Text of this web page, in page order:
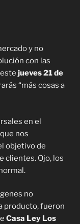
y no
con las
jueves 21 de
“más cosas a
en el
nos
objetivo de
clientes. Ojo, los
no
producto, fueron
Casa Ley Los